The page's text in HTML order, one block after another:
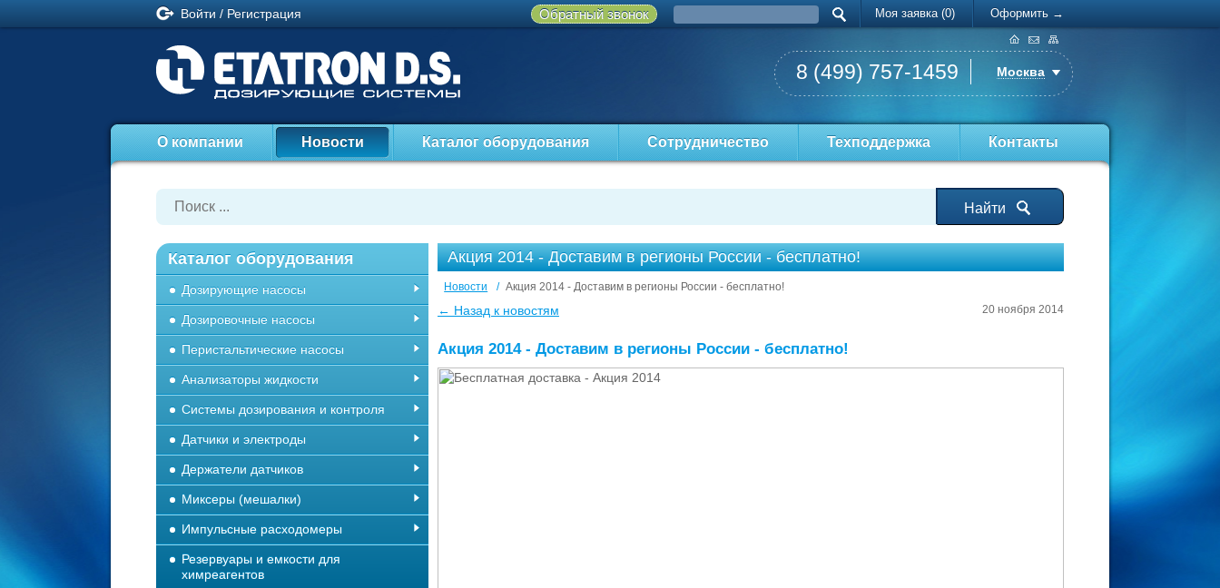
Войти / Регистрация Моя заявка (0) Оформить →
Обратный звонок
О компании Новости Каталог оборудования Сотрудничество Техподдержка Контакты
8 (499) 757-1459 Москва
Найти
Акция 2014 - Доставим в регионы России - бесплатно!
Новости / Акция 2014 - Доставим в регионы России - бесплатно!
20 ноября 2014
← Назад к новостям
Акция 2014 - Доставим в регионы России - бесплатно!
Каталог оборудования
Дозирующие насосы
Дозировочные насосы
Перистальтические насосы
Анализаторы жидкости
Системы дозирования и контроля
Датчики и электроды
Держатели датчиков
Миксеры (мешалки)
Импульсные расходомеры
Резервуары и емкости для
химреагентов